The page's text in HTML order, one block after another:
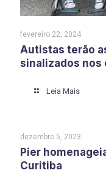
fevereiro 22, 2024
Autistas terão
sinalizados nos
Leia Mais
dezembro 5, 2023
Pier
Curitiba